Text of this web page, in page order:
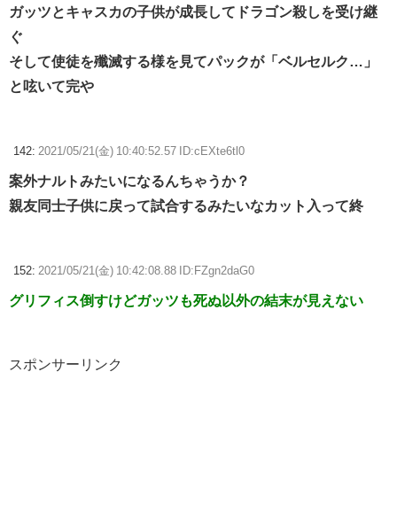
ガッツとキャスカの子供が成長してドラゴン殺しを受け継
ぐ
そして使徒を殲滅する様を見てパックが「ベルセルク…」
と呟いて完や
142: 2021/05/21(金) 10:40:52.57 ID:cEXte6tl0
案外ナルトみたいになるんちゃうか？
親友同士子供に戻って試合するみたいなカット入って終
152: 2021/05/21(金) 10:42:08.88 ID:FZgn2daG0
グリフィス倒すけどガッツも死ぬ以外の結末が見えない
スポンサーリンク